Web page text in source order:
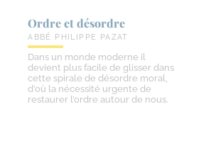
Ordre et désordre
ABBÉ PHILIPPE PAZAT
Dans un monde moderne il
devient plus facile de glisser dans
cette spirale de désordre moral,
d’où la nécessité urgente de
restaurer l’ordre autour de nous.